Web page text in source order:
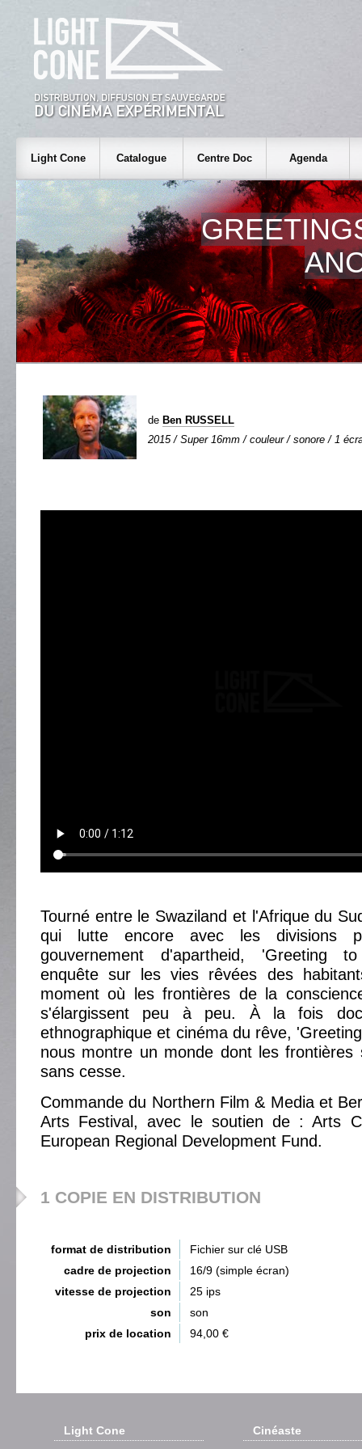
Light Cone Catalogue Centre Doc Agenda
de Ben RUSSELL
2015 / Super 16mm / couleur / sonore / 1
Tourné entre le Swaziland et l'Afrique du
qui lutte encore avec les divisions
gouvernement d'apartheid, 'Greeting
enquête sur les vies rêvées des
moment où les frontières de la
s'élargissent peu à peu. À la fois
ethnographique et cinéma du rêve,
nous montre un monde dont les frontières
sans cesse.
Commande du Northern Film & Media et
Arts Festival, avec le soutien de : Arts
European Regional Development Fund.
1 COPIE EN DISTRIBUTION
format de distribution
Fichier sur clé USB
cadre de projection
16/9 (simple écran)
vitesse de projection
25 ips
son
son
prix de location
94,00 €
Light Cone Cinéaste